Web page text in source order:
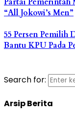
“All Jokowi’s Men”
55 Persen Pemilih
Bantu KPU Pada
Search for:
Arsip Berita